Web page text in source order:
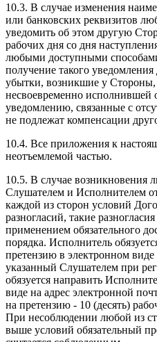
10.3. В случае изменения
или банковских реквизитов
уведомить об этом другую
рабочих дня со дня
любыми доступными
получение такого
убытки, возникшие у
несвоевременно исполнившей
уведомлению, связанные с
не подлежат компенсации
10.4. Все приложения к
неотъемлемой частью.
10.5. В случае возникновения
Слушателем и Исполнителем
каждой из сторон условий
разногласий, такие
применением обязательного
порядка. Исполнитель
претензию в электронном
указанный Слушателем при
обязуется направить
виде на адрес электронной
на претензию - 10 (десять)
При несоблюдении любой из
выше условий обязательный